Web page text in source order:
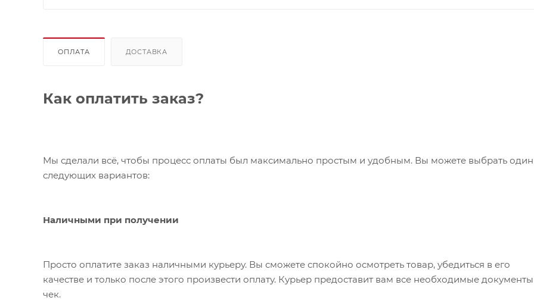
ОПЛАТА ДОСТАВКА
Как оплатить заказ?
Мы сделали всё, чтобы процесс оплаты был максимально простым и удобным. Вы можете выбрать
следующих вариантов:
Наличными при получении
Просто оплатите заказ наличными курьеру. Вы сможете спокойно осмотреть товар, убедиться в его
качестве и только после этого произвести оплату. Курьер предоставит вам все необходимые
чек.